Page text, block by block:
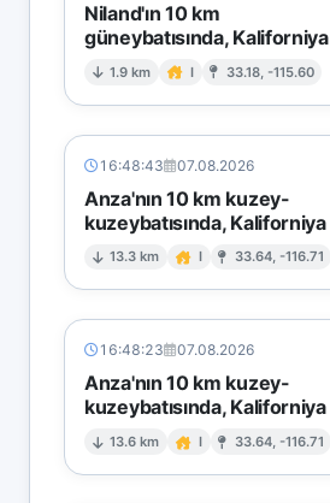
Niland'ın 10 km
güneybatısında, Kaliforniya
1.9 km I 33.18, -115.60
16:48:43 07.08.2026
Anza'nın 10 km kuzey-
kuzeybatısında, Kaliforniya
13.3 km I 33.64, -116.71
16:48:23 07.08.2026
Anza'nın 10 km kuzey-
kuzeybatısında, Kaliforniya
13.6 km I 33.64, -116.71